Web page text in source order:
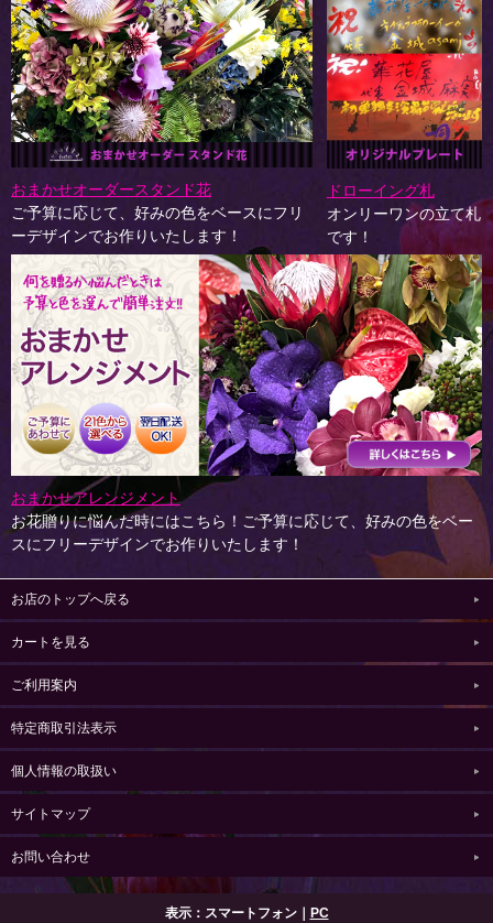
おまかせオーダースタンド花
ご予算に応じて、好みの色をベースにフリ
ーデザインでお作りいたします！
ドローイング札
オンリーワンの立て札
です！
おまかせアレンジメント
お花贈りに悩んだ時にはこちら！ご予算に応じて、好みの色をベー
スにフリーデザインでお作りいたします！
お店のトップへ戻る
カートを見る
ご利用案内
特定商取引法表示
個人情報の取扱い
サイトマップ
お問い合わせ
表示：スマートフォン｜ PC